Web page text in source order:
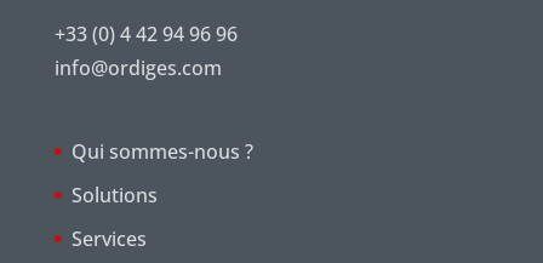
+33 (0) 4 42 94 96 96
info@ordiges.com
Qui sommes-nous ?
Solutions
Services